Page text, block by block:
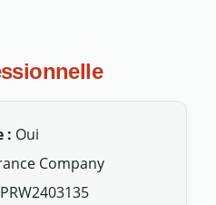
: Oui
Company
PRW2403135